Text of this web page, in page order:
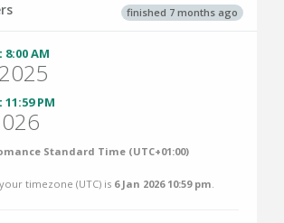
finished 7 months ago
AM
PM
Standard Time (UTC+01:00)
timezone (UTC) is 6 Jan 2026 10:59 pm.